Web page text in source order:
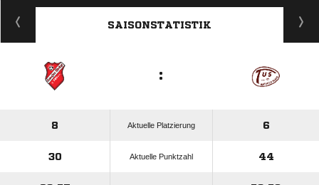
SAISONSTATISTIK
:
8 Aktuelle Platzierung 6
30 Aktuelle Punktzahl 44